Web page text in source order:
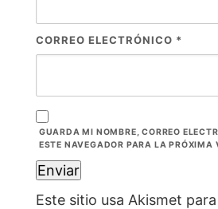
CORREO ELECTRÓNICO *
GUARDA MI NOMBRE, CORREO
ESTE NAVEGADOR PARA LA PRÓXIMA
Este sitio usa Akismet